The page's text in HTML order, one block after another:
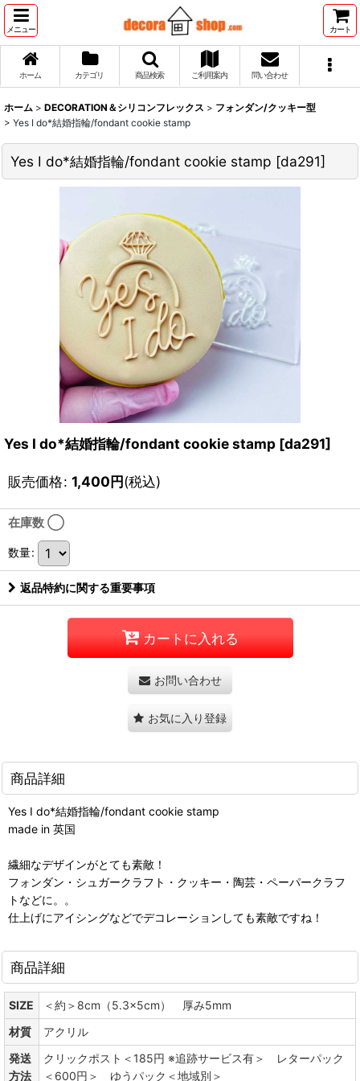
メニュー カート
ホーム カテゴリ 商品検索 ご利用案内 問い合わせ
ホーム > DECORATION＆シリコンフレックス > フォンダン/クッキー型
> Yes I do*結婚指輪/fondant cookie stamp
Yes I do*結婚指輪/fondant cookie stamp [da291]
Yes I do*結婚指輪/fondant cookie stamp [da291]
販売価格: 1,400円(税込)
在庫数 ◯
数量:
返品特約に関する重要事項
カートに入れる
お問い合わせ
お気に入り登録
商品詳細
Yes I do*結婚指輪/fondant cookie stamp
made in 英国
繊細なデザインがとても素敵！
フォンダン・シュガークラフト・クッキー・陶芸・ペーパークラフ
トなどに。。
仕上げにアイシングなどでデコレーションしても素敵ですね！
商品詳細
SIZE
＜約＞8cm（5.3x5cm） 厚み5mm
材質
アクリル
発送
方法
クリックポスト＜185円 ※追跡サービス有＞ レターパック
＜600円＞ ゆうパック＜地域別＞